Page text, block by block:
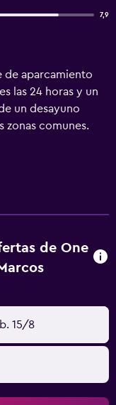
7,9
de aparcamiento
las 24 horas y un
un desayuno
comunes.
sin asistencia,
recepción 24
están equipados
en
de limpieza todos
de One
15/8